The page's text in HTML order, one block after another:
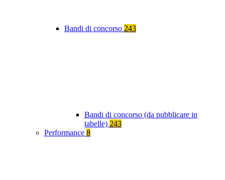
Bandi di concorso 243
Bandi di concorso (da pubblicare in
tabelle) 243
Performance 8